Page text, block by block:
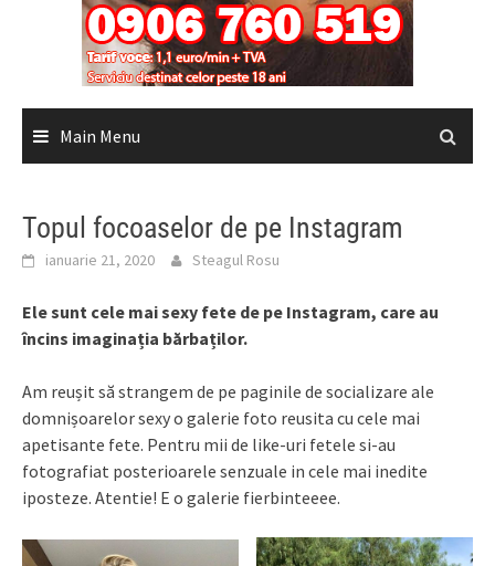
Main Menu
Topul focoaselor de pe Instagram
ianuarie 21, 2020 Steagul Rosu
Ele sunt cele mai sexy fete de pe Instagram, care au
încins imaginația bărbaților.
Am reușit să strangem de pe paginile de socializare ale
domnișoarelor sexy o galerie foto reusita cu cele mai
apetisante fete. Pentru mii de like-uri fetele si-au
fotografiat posterioarele senzuale in cele mai inedite
iposteze. Atentie! E o galerie fierbinteeee.